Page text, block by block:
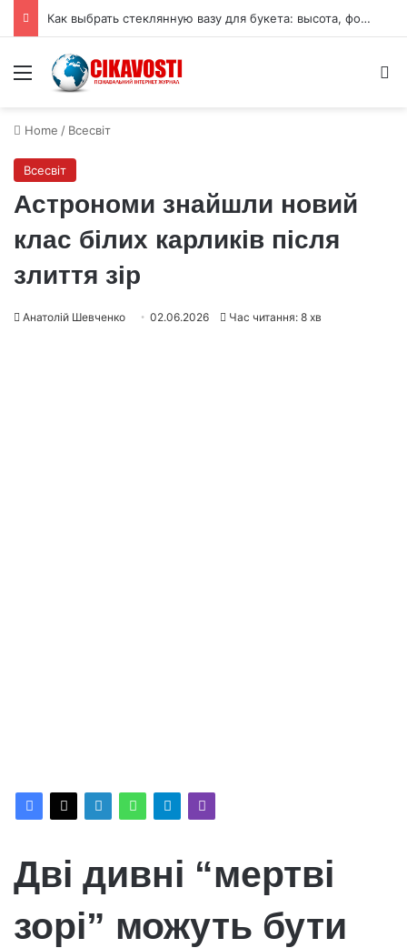
Как выбрать стеклянную вазу для букета: высота, форма и размер горлышка
Menu
Home / Всесвіт
Всесвіт
Астрономи знайшли новий
клас білих карликів після
злиття зір
Анатолій Шевченко 02.06.2026 Час читання: 8 хв
Дві дивні “мертві
зорі” можуть бути